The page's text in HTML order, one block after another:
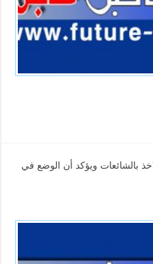
بالشائعات ويؤكد أن الوضع في